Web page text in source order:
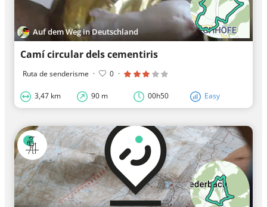
Auf dem Weg in Deutschland
Camí circular dels cementiris
Ruta de senderisme · 0 ·
3,47 km 90 m 00h50 Easy